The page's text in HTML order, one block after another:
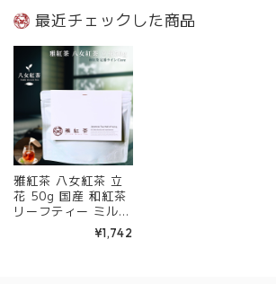
| お茶 日本茶 紅茶
料無料 丁寧なくらし
【定番】【Core】
紅茶 和紅茶 茶の支
ore】
最近チェックした商品
雅紅茶 八女紅茶 立
花 50g 国産 和紅茶
リーフティー ミルク
ティー向き 茶園ごと
の個性を味わう主力
¥1,742